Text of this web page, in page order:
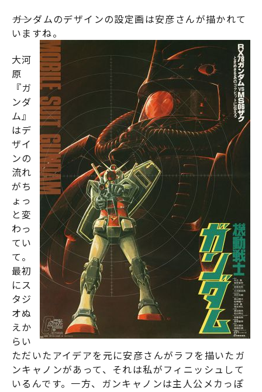
――ガンダムのデザインの設定画は安彦さんが描かれて
いますね。
大河
原
『ガ
ンダ
ム』
はデ
ザイ
ンの
流れ
がち
ょっ
と変
わっ
てい
て。
最初
にス
タジ
オぬ
えか
らい
ただいたアイデアを元に安彦さんがラフを描いたガ
ンキャノンがあって、それは私がフィニッシュして
いるんです。一方、ガンキャノンは主人公メカっぽ